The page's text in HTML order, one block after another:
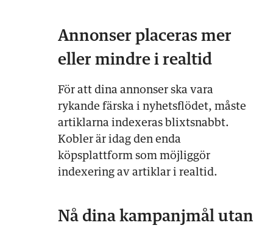
Annonser placeras mer
eller mindre i realtid
För att dina annonser ska vara
rykande färska i nyhetsflödet, måste
artiklarna indexeras blixtsnabbt.
Kobler är idag den enda
köpsplattform som möjliggör
indexering av artiklar i realtid.
Nå dina kampanjmål utan